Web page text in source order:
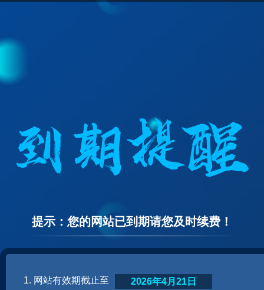
提示：您的网站已到期请您及时续费！
1. 网站有效期截止至
2026年4月21日